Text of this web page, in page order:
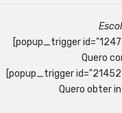
[popup_trigger
Quero
[popup_trigger
Quero obter